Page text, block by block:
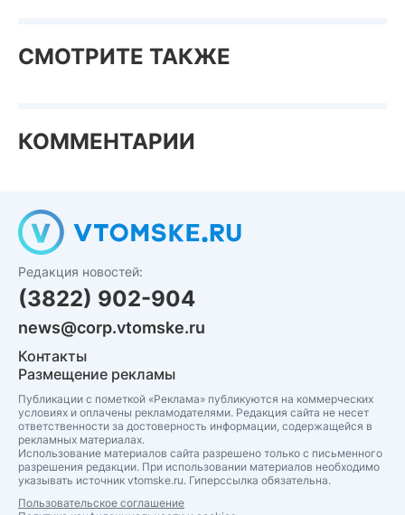
СМОТРИТЕ ТАКЖЕ
КОММЕНТАРИИ
Редакция новостей:
(3822) 902-904
news@corp.vtomske.ru
Контакты
Размещение рекламы
Публикации с пометкой «Реклама» публикуются на коммерческих
условиях и оплачены рекламодателями. Редакция сайта не несет
ответственности за достоверность информации, содержащейся в
рекламных материалах.
Использование материалов сайта разрешено только с письменного
разрешения редакции. При использовании материалов необходимо
указывать источник vtomske.ru. Гиперссылка обязательна.
Пользовательское соглашение